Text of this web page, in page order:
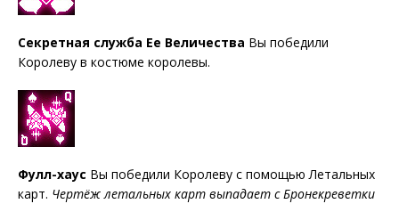
Секретная служба Ее Величества Вы победили
Королеву в костюме королевы.
Фулл-хаус Вы победили Королеву с помощью Летальных
карт. Чертёж летальных карт выпадает с Бронекреветки